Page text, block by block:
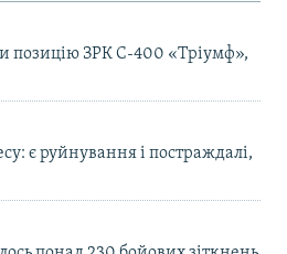
ЗРК С-400 «Тріумф»,
є руйнування і постраждалі,